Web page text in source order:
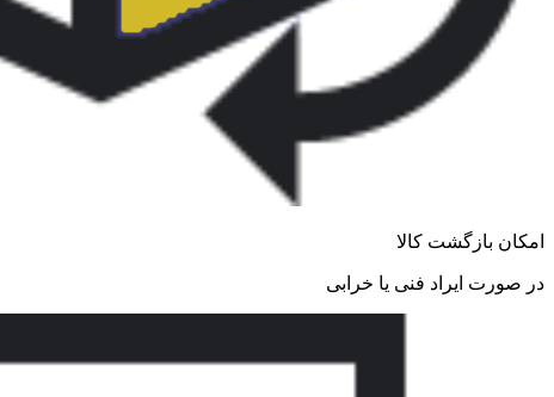
امکان بازگشت کالا
در صورت ایراد فنی یا خرابی